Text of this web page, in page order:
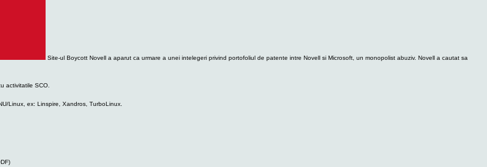
Site-ul Boycott Novell a aparut ca urmare a unei intelegeri privind portofoliul de patente intre Novell si Microsoft, un monopolist abuziv. Novell a cautat sa
activitatile SCO.
Linux, ex: Linspire, Xandros, TurboLinux.